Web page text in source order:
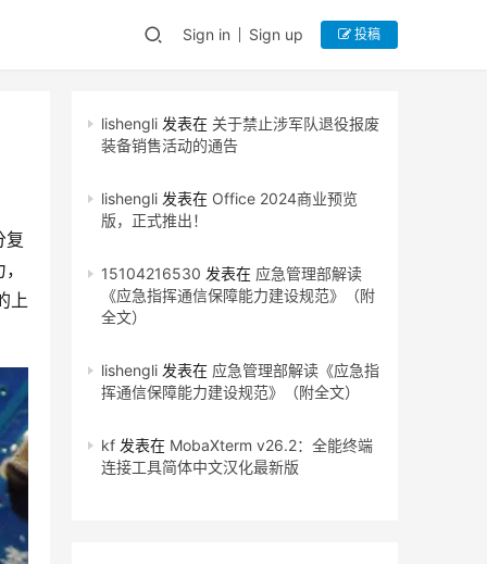
Sign in Sign up 投稿
复
上
lishengli 发表在 关于禁止涉军队退役报废
装备销售活动的通告
lishengli 发表在 Office 2024商业预览
版，正式推出！
15104216530 发表在 应急管理部解读
《应急指挥通信保障能力建设规范》（附
全文）
lishengli 发表在 应急管理部解读《应急指
挥通信保障能力建设规范》（附全文）
kf 发表在 MobaXterm v26.2：全能终端
连接工具简体中文汉化最新版